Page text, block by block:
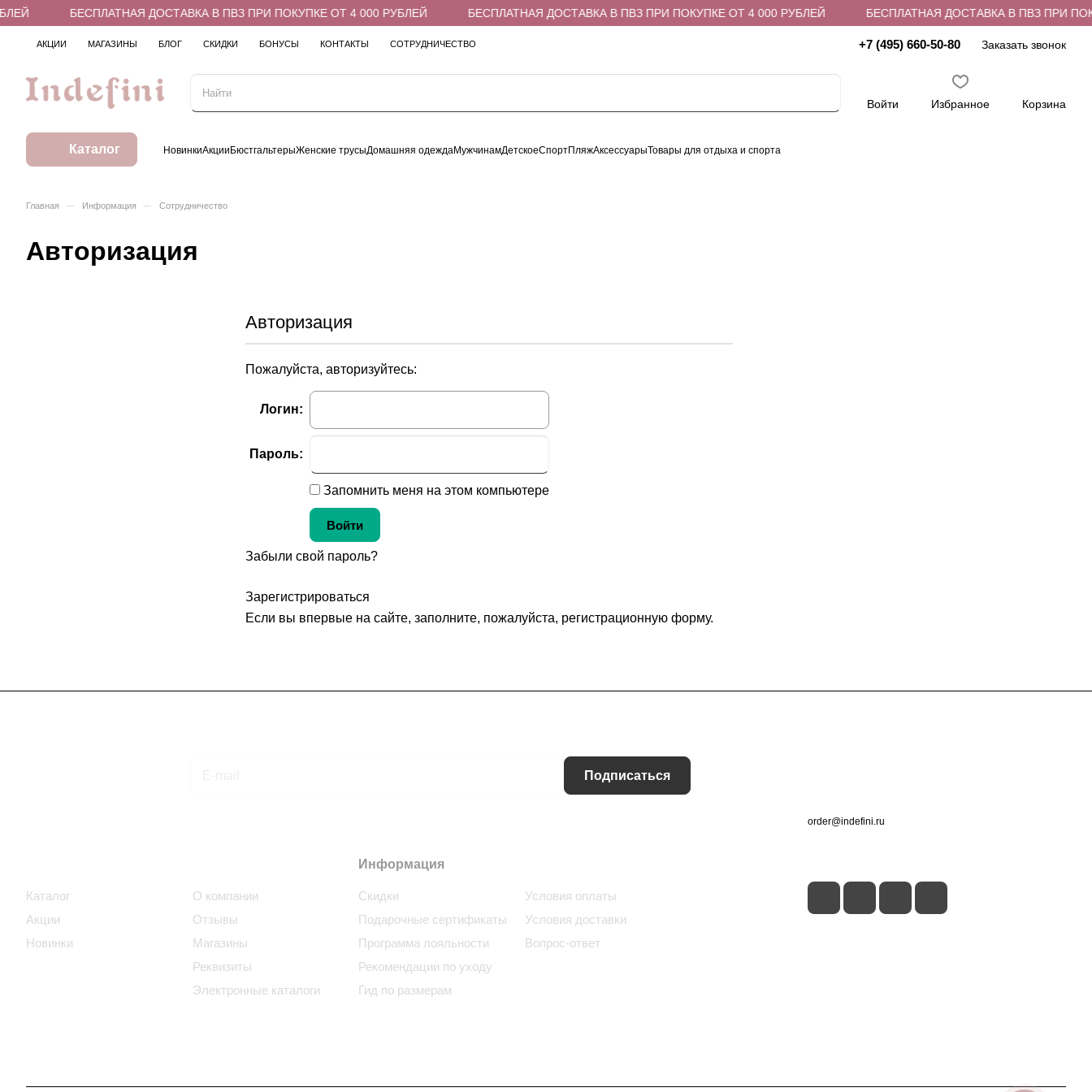
БЕСПЛАТНАЯ ДОСТАВКА В ПВЗ ПРИ ПОКУПКЕ ОТ 4 000 РУБЛЕЙ БЕСПЛАТНАЯ ДОСТАВКА В ПВЗ ПРИ ПОКУПКЕ ОТ 4 000 РУБЛЕЙ БЕСПЛАТНАЯ ДОСТАВКА В ПВЗ ПРИ
АКЦИИ МАГАЗИНЫ БЛОГ СКИДКИ БОНУСЫ КОНТАКТЫ СОТРУДНИЧЕСТВО +7 (495) 660-50-80 Заказать звонок
Войти Избранное Корзина
Каталог НовинкиАкцииБюстгальтерыЖенские трусыДомашняя одеждаМужчинамДетскоеСпортПляжАксессуарыТовары для отдыха и спорта
Главная – Информация – Сотрудничество
Авторизация
Авторизация
Пожалуйста, авторизуйтесь:
Логин:
Пароль:
Запомнить меня на этом компьютере
Забыли свой пароль?
Зарегистрироваться
Если вы впервые на сайте, заполните, пожалуйста, регистрационную форму.
Подписаться
Каталог
Акции
Новинки
О компании
Отзывы
Магазины
Реквизиты
Электронные каталоги
Информация
Скидки
Подарочные сертификаты
Программа лояльности
Рекомендации по уходу
Гид по размерам
Условия оплаты
Условия доставки
Вопрос-ответ
order@indefini.ru